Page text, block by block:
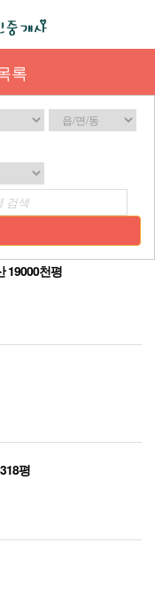
록
19000천평
평